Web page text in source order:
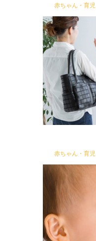
赤ちゃん・育児
赤ちゃん・育児